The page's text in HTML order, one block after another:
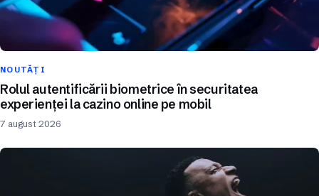
NOUTĂȚI
Rolul autentificării biometrice în securitatea
experienței la cazino online pe mobil
7 august 2026